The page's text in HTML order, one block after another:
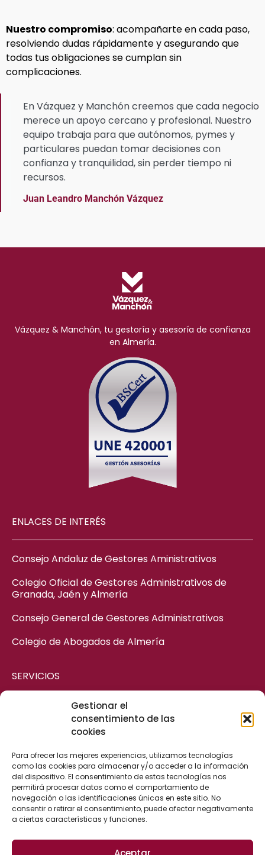
Gestionar el
consentimiento de las
cookies
Para ofrecer las mejores experiencias, utilizamos tecnologías
como las cookies para almacenar y/o acceder a la información
del dispositivo. El consentimiento de estas tecnologías nos
permitirá procesar datos como el comportamiento de
navegación o las identificaciones únicas en este sitio. No
consentir o retirar el consentimiento, puede afectar negativamente
a ciertas características y funciones.
Nuestro compromiso: acompañarte en cada paso,
resolviendo dudas rápidamente y asegurando que
todas tus obligaciones se cumplan sin
complicaciones.
En Vázquez y Manchón creemos que cada negocio
merece un apoyo cercano y profesional. Nuestro
equipo trabaja para que autónomos, pymes y
particulares puedan tomar decisiones con
confianza y tranquilidad, sin perder tiempo ni
recursos.
Juan Leandro Manchón Vázquez
Vázquez & Manchón, tu gestoría y asesoría de confianza
en Almería.
ENLACES DE INTERÉS
Consejo Andaluz de Gestores Aministrativos
Colegio Oficial de Gestores Administrativos de
Granada, Jaén y Almería
Consejo General de Gestores Administrativos
Colegio de Abogados de Almería
SERVICIOS
ASESORÍA MERCANTIL
ASESORÍA CIVIL
ASESORÍA FISCAL Y CONTABLE
ASESORÍA LABORAL
ASESORÍA ADMINISTRATIVA